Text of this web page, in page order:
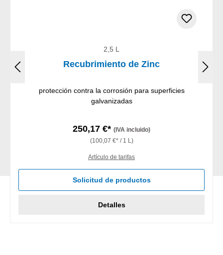
2,5 L
Recubrimiento de Zinc
protección contra la corrosión para superficies
galvanizadas
250,17 €* (IVA incluido)
(100,07 €* / 1 L)
Artículo de tarifas
Solicitud de productos
Detalles